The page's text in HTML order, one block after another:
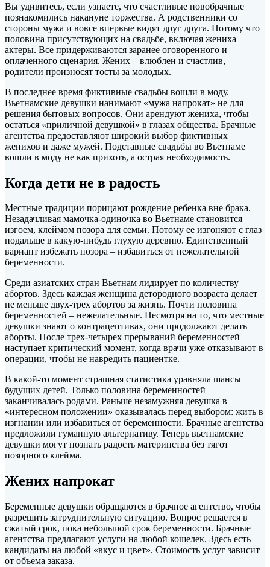
Вы удивитесь, если узнаете, что счастливые новобрачные
познакомились накануне торжества. А родственники со
стороны мужа и вовсе впервые видят друг друга. Потому что
половина присутствующих на свадьбе, включая жениха –
актеры. Все придерживаются заранее оговоренного и
оплаченного сценария. Жених – влюблен и счастлив,
родители произносят тосты за молодых.
В последнее время фиктивные свадьбы вошли в моду.
Вьетнамские девушки нанимают «мужа напрокат» не для
решения бытовых вопросов. Они арендуют жениха, чтобы
остаться «приличной девушкой» в глазах общества. Брачные
агентства предоставляют широкий выбор фиктивных
женихов и даже мужей. Подставные свадьбы во Вьетнаме
вошли в моду не как прихоть, а острая необходимость.
Когда дети не в радость
Местные традиции порицают рождение ребенка вне брака.
Незадачливая мамочка-одиночка во Вьетнаме становится
изгоем, клеймом позора для семьи. Потому ее изгоняют с глаз
подальше в какую-нибудь глухую деревню. Единственный
вариант избежать позора – избавиться от нежелательной
беременности.
Среди азиатских стран Вьетнам лидирует по количеству
абортов. Здесь каждая женщина детородного возраста делает
не меньше двух-трех абортов за жизнь. Почти половина
беременностей – нежелательные. Несмотря на то, что местные
девушки знают о контрацептивах, они продолжают делать
аборты. После трех-четырех прерываний беременностей
наступает критический момент, когда врачи уже отказывают в
операции, чтобы не навредить пациентке.
В какой-то момент страшная статистика уравняла шансы
будущих детей. Только половина беременностей
заканчивалась родами. Раньше незамужняя девушка в
«интересном положении» оказывалась перед выбором: жить в
изгнании или избавиться от беременности. Брачные агентства
предложили гуманную альтернативу. Теперь вьетнамские
девушки могут познать радость материнства без тягот
позорного клейма.
Жених напрокат
Беременные девушки обращаются в брачное агентство, чтобы
разрешить затруднительную ситуацию. Вопрос решается в
сжатый срок, пока небольшой срок беременности. Брачные
агентства предлагают услуги на любой кошелек. Здесь есть
кандидаты на любой «вкус и цвет». Стоимость услуг зависит
от объема заказа.